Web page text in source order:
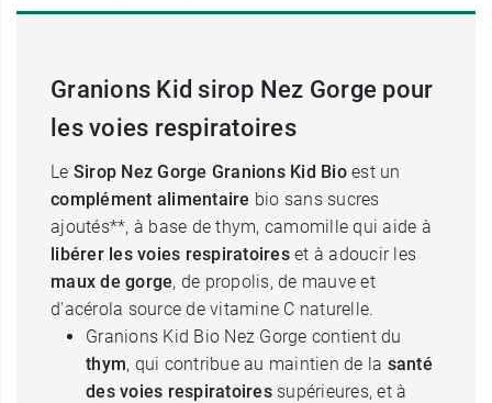
Granions Kid sirop Nez Gorge pour
les voies respiratoires
Le Sirop Nez Gorge Granions Kid Bioest un
complément alimentaire bio sans sucres
ajoutés**, à base de thym, camomille qui aide à
libérer les voies respiratoireset à adoucir les
maux de gorge, de propolis, de mauve et
d'acérola source de vitamine C naturelle.
Granions Kid Bio Nez Gorge contient du
thym, qui contribue au maintien de la santé
des voies respiratoiressupérieures, et à